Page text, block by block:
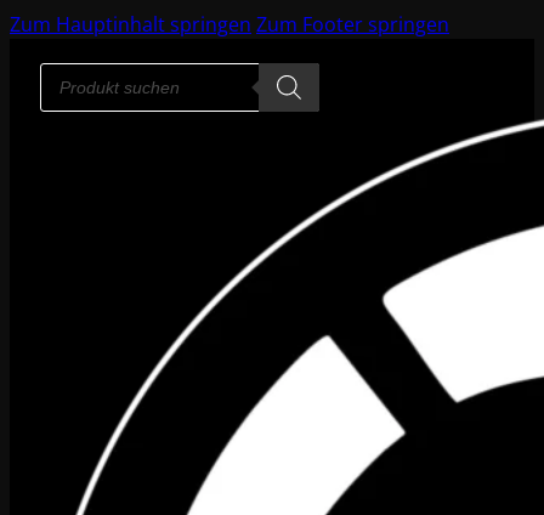
Zum Hauptinhalt springen Zum Footer springen
Products
search